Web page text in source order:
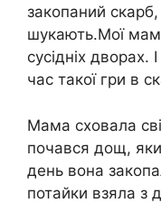
закопаний
шукають.Мої
сусідніх дворах.
час такої гри в
Мама сховала
почався дощ,
день вона
потайки взяла з